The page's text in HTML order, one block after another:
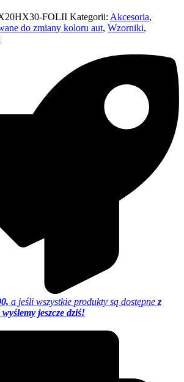
FOLII Kategorii: Akcesoria,
do zmiany koloru aut, Wzorniki,
a jeśli wszystkie produkty są dostępne z
jeszcze dziś!